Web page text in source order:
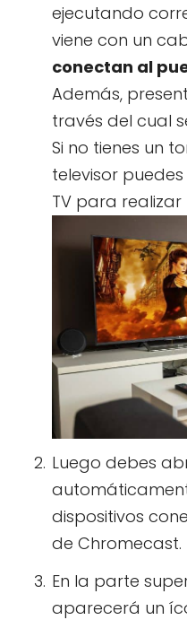
ejecutando
viene con un
conectan al
Además,
través del cual
Si no tienes un
televisor
TV para
Luego debes
dispositivos
de Chromecast.
En la parte
aparecerá un